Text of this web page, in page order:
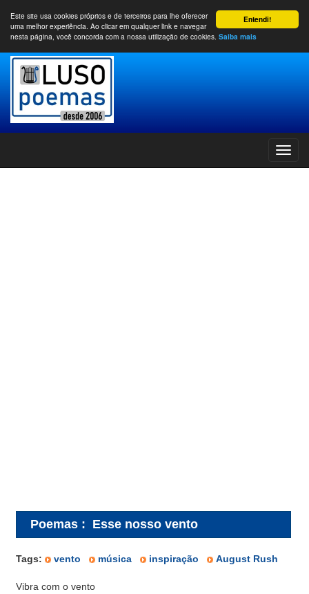
Entendi!
Este site usa cookies próprios e de terceiros para lhe oferecer
uma melhor experiência. Ao clicar em qualquer link e navegar
nesta página, você concorda com a nossa utilização de cookies. Saiba mais
Poemas : Esse nosso vento
Tags: vento música inspiração August Rush
Vibra com o vento